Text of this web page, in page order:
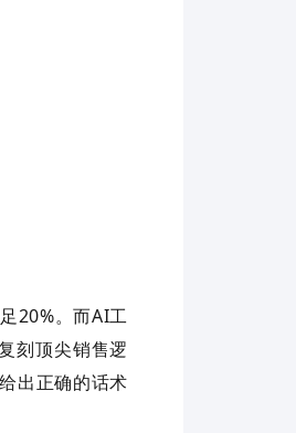
20%。而AI工
刻顶尖销售逻
出正确的话术